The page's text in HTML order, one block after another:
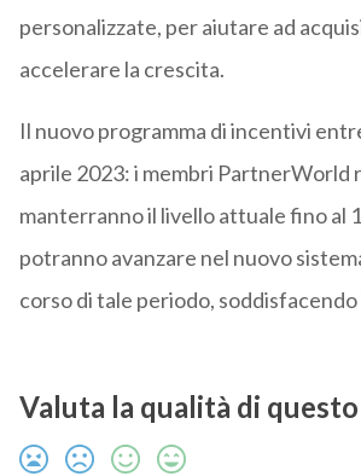
personalizzate, per aiutare ad
accelerare la crescita.
Il nuovo programma di incentivi
aprile 2023: i membri PartnerWorld
manterranno il livello attuale fino al
potranno avanzare nel nuovo
corso di tale periodo,
Valuta la qualità di